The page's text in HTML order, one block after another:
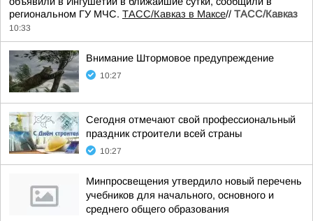
региональном ГУ МЧС. ТАСС/Кавказ в Максе// ТАСС/Кавказ
10:33
Внимание Штормовое предупреждение
10:27
Сегодня отмечают свой профессиональный
праздник строители всей страны
10:27
Минпросвещения утвердило новый перечень
учебников для начального, основного и
среднего общего образования